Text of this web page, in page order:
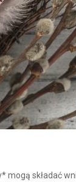
mogą składać